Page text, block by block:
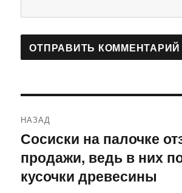
по
записям
НАЗАД
Предыдущая
запись:
Сосиски на палочке
продажи, ведь в них
кусочки древесины